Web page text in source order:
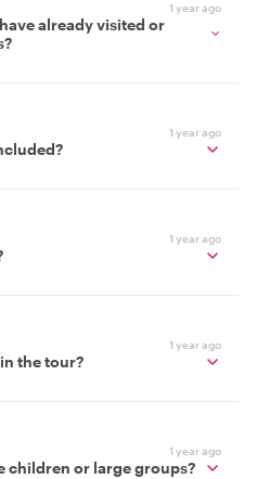
1 year ago
already visited or
1 year ago
1 year ago
1 year ago
the tour?
1 year ago
children or large groups?